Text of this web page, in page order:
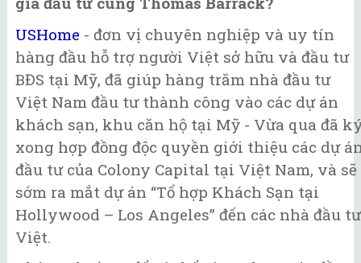
USHome - đơn vị chuyên nghiệp và uy tín
hàng đầu hỗ trợ người Việt sở hữu và đầu tư
BĐS tại Mỹ, đã giúp hàng trăm nhà đầu tư
Việt Nam đầu tư thành công vào các dự án
khách sạn, khu căn hộ tại Mỹ - Vừa qua đã
xong hợp đồng độc quyền giới thiệu các dự
đầu tư của Colony Capital tại Việt Nam, và sẽ
sớm ra mắt dự án “Tổ hợp Khách Sạn tại
Hollywood – Los Angeles” đến các nhà đầu tư
Việt.